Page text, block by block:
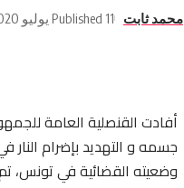
محمد ثابت Published 11 يوليو 2020
أفادت القنصلية العامة
جسمه و التهديد بإضرام
وضعيته القضائية في تونس،